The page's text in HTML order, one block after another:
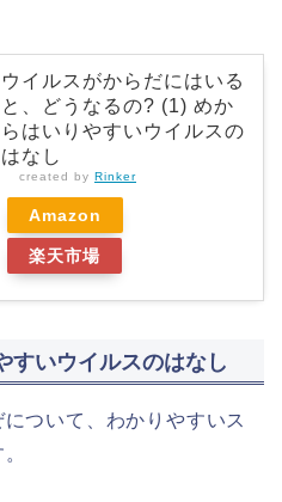
ウイルスがからだにはいる
と、どうなるの? (1) めか
らはいりやすいウイルスの
はなし
created by Rinker
Amazon
楽天市場
すいウイルスのはなし
ついて、わかりやすいス